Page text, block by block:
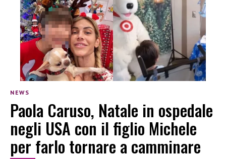
NEWS
Paola Caruso, Natale in ospedale
negli USA con il figlio Michele
per farlo tornare a camminare